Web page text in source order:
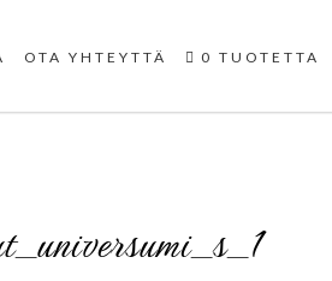
taidetuotteet
OTA YHTEYTTÄ 0 TUOTETTA